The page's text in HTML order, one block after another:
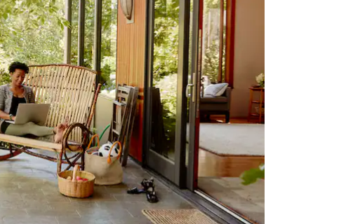
prema gore i prema dolje, kao i dodirom ili prelaskom prstom po zaslonu.